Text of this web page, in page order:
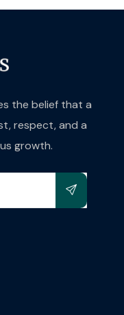
the belief that a
respect, and a
growth.